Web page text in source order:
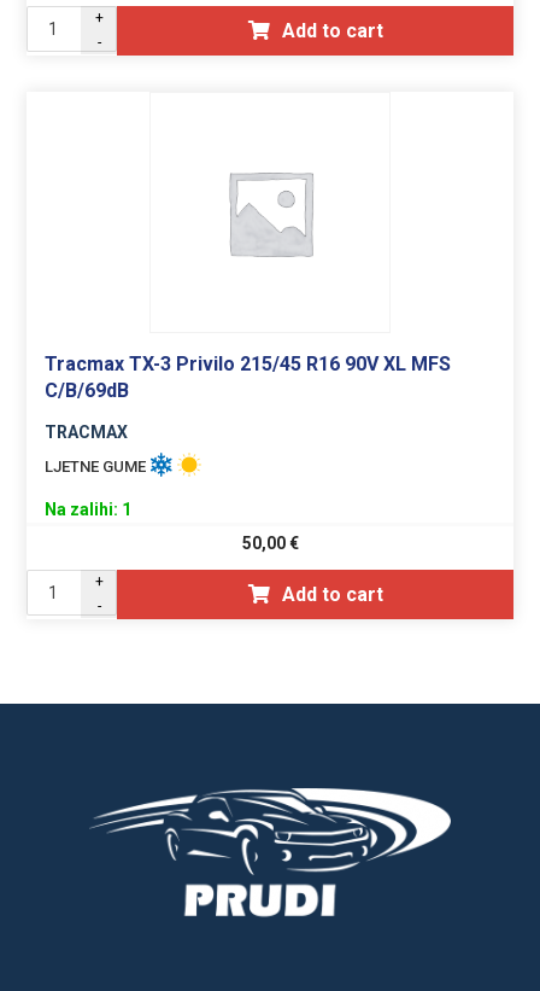
+
-
Add to cart
Tracmax TX-3 Privilo 215/45 R16 90V XL MFS
C/B/69dB
TRACMAX
LJETNE GUME
Na zalihi: 1
50,00€
+
-
Add to cart